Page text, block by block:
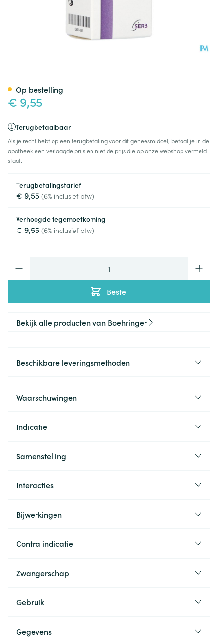
€ 9,55
Terugbetaalbaar
Als je recht hebt op een terugbetaling voor dit geneesmiddel, betaal je in de
apotheek een verlaagde prijs en niet de prijs die op onze webshop vermeld
staat.
Terugbetalingstarief
€ 9,55 (6% inclusief btw)
Verhoogde tegemoetkoming
€ 9,55 (6% inclusief btw)
Bestel
Op bestelling
Bekijk alle producten van Boehringer
Beschikbare leveringsmethoden
Waarschuwingen
Indicatie
Samenstelling
Interacties
Bijwerkingen
Contra indicatie
Zwangerschap
Gebruik
Gegevens